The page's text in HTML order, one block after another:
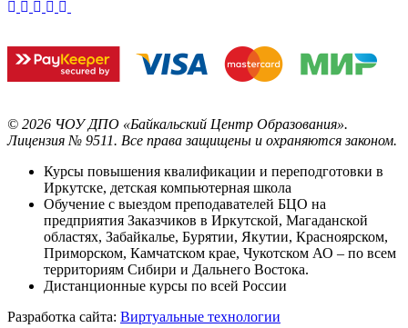
© 2026 ЧОУ ДПО «Байкальский Центр Образования».
Лицензия № 9511. Все права защищены и охраняются законом.
Курсы повышения квалификации и переподготовки в
Иркутске, детская компьютерная школа
Обучение с выездом преподавателей БЦО на
предприятия Заказчиков в Иркутской, Магаданской
областях, Забайкалье, Бурятии, Якутии, Красноярском,
Приморском, Камчатском крае, Чукотском АО – по всем
территориям Сибири и Дальнего Востока.
Дистанционные курсы по всей России
Разработка сайта: Виртуальные технологии